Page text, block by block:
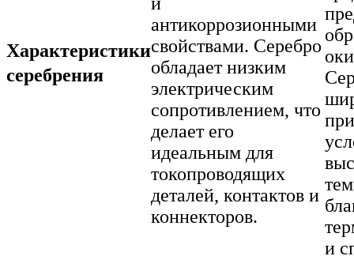
Характеристики
серебрения
антикоррозионными
свойствами. Серебро
обладает низким
электрическим
сопротивлением, что
делает его
идеальным для
токопроводящих
деталей, контактов и
коннекторов.
и